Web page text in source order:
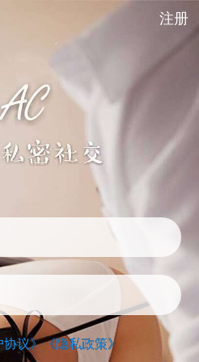
注册
协议》《隐私政策》